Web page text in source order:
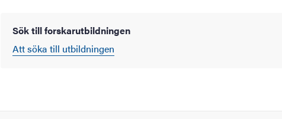
Sök till forskarutbildningen
Att söka till utbildningen